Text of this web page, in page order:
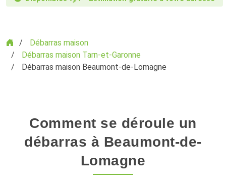
AccueilDébarras maison
Débarras maison Tarn-et-Garonne
Débarras maison Beaumont-de-Lomagne
Comment se déroule un
débarras à Beaumont-de-
Lomagne